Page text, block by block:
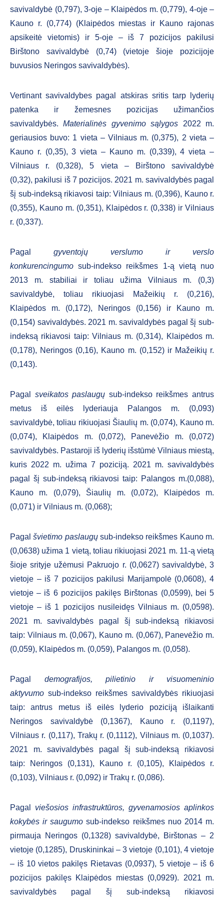
savivaldybė (0,797), 3-oje – Klaipėdos m. (0,779), 4-oje –
Kauno r. (0,774) (Klaipėdos miestas ir Kauno rajonas
apsikeitė vietomis) ir 5-oje – iš 7 pozicijos pakilusi
Birštono savivaldybė (0,74) (vietoje šioje pozicijoje
buvusios Neringos savivaldybės).
Vertinant savivaldybes pagal atskiras sritis tarp lyderių
patenka ir žemesnes pozicijas užimančios
savivaldybės.Materialinės gyvenimo sąlygos 2022 m.
geriausios buvo: 1 vieta – Vilniaus m. (0,375), 2 vieta –
Kauno r. (0,35), 3 vieta – Kauno m. (0,339), 4 vieta –
Vilniaus r. (0,328), 5 vieta – Birštono savivaldybė
(0,32), pakilusi iš 7 pozicijos. 2021 m. savivaldybės pagal
šį sub-indeksą rikiavosi taip: Vilniaus m. (0,396), Kauno r.
(0,355), Kauno m. (0,351), Klaipėdos r. (0,338) ir Vilniaus
r. (0,337).
Pagal gyventojų verslumo ir verslo
konkurencingumo sub-indekso reikšmes 1-ą vietą nuo
2013 m. stabiliai ir toliau užima Vilniaus m. (0,3)
savivaldybė, toliau rikiuojasi Mažeikių r. (0,216),
Klaipėdos m. (0,172), Neringos (0,156) ir Kauno m.
(0,154) savivaldybės. 2021 m. savivaldybės pagal šį sub-
indeksą rikiavosi taip: Vilniaus m. (0,314), Klaipėdos m.
(0,178), Neringos (0,16), Kauno m. (0,152) ir Mažeikių r.
(0,143).
Pagal sveikatos paslaugų sub-indekso reikšmes antrus
metus iš eilės lyderiauja Palangos m. (0,093)
savivaldybė, toliau rikiuojasi Šiaulių m. (0,074), Kauno m.
(0,074), Klaipėdos m. (0,072), Panevėžio m. (0,072)
savivaldybės. Pastaroji iš lyderių išstūmė Vilniaus miestą,
kuris 2022 m. užima 7 poziciją. 2021 m. savivaldybės
pagal šį sub-indeksą rikiavosi taip: Palangos m.(0,088),
Kauno m. (0,079), Šiaulių m. (0,072), Klaipėdos m.
(0,071) ir Vilniaus m. (0,068);
Pagalšvietimo paslaugųsub-indekso reikšmes Kauno m.
(0,0638) užima 1 vietą, toliau rikiuojasi 2021 m. 11-ą vietą
šioje srityje užėmusi Pakruojo r. (0,0627) savivaldybė, 3
vietoje – iš 7 pozicijos pakilusi Marijampolė (0,0608), 4
vietoje – iš 6 pozicijos pakilęs Birštonas (0,0599), bei 5
vietoje – iš 1 pozicijos nusileidęs Vilniaus m. (0,0598).
2021 m. savivaldybės pagal šį sub-indeksą rikiavosi
taip: Vilniaus m. (0,067), Kauno m. (0,067), Panevėžio m.
(0,059), Klaipėdos m. (0,059), Palangos m. (0,058).
Pagal demografijos, pilietinio ir visuomeninio
aktyvumo sub-indekso reikšmes savivaldybės rikiuojasi
taip: antrus metus iš eilės lyderio poziciją išlaikanti
Neringos savivaldybė (0,1367), Kauno r. (0,1197),
Vilniaus r. (0,117), Trakų r. (0,1112), Vilniaus m. (0,1037).
2021 m. savivaldybės pagal šį sub-indeksą rikiavosi
taip: Neringos (0,131), Kauno r. (0,105), Klaipėdos r.
(0,103), Vilniaus r. (0,092) ir Trakų r. (0,086).
Pagal viešosios infrastruktūros, gyvenamosios aplinkos
kokybės ir saugumo sub-indekso reikšmes nuo 2014 m.
pirmauja Neringos (0,1328) savivaldybė, Birštonas – 2
vietoje (0,1285), Druskininkai – 3 vietoje (0,101), 4 vietoje
– iš 10 vietos pakilęs Rietavas (0,0937), 5 vietoje – iš 6
pozicijos pakilęs Klaipėdos miestas (0,0929). 2021 m.
savivaldybės pagal šį sub-indeksą rikiavosi